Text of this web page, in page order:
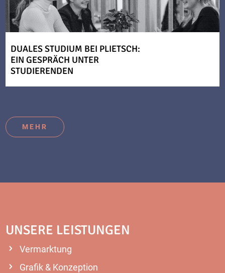
DUALES STUDIUM BEI PLIETSCH:
EIN GESPRÄCH UNTER
STUDIERENDEN
MEHR
UNSERE LEISTUNGEN
Vermarktung
Grafik & Konzeption